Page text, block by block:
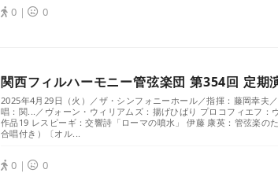
0｜ 0
関西フィルハーモニー管弦楽団 第354回 定期
2025年4月29日（火）／ザ・シンフォニーホール／指揮：藤岡幸夫
唱：関...／ヴォーン・ウィリアムズ：揚げひばり プロコフィエフ：
作品19 レスピーギ：交響詩「ローマの噴水」 伊藤 康英：管弦楽の
合唱付き）〔オル...
0｜ 0